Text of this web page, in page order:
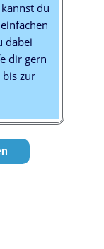
du
dabei
dir gern
bis zur